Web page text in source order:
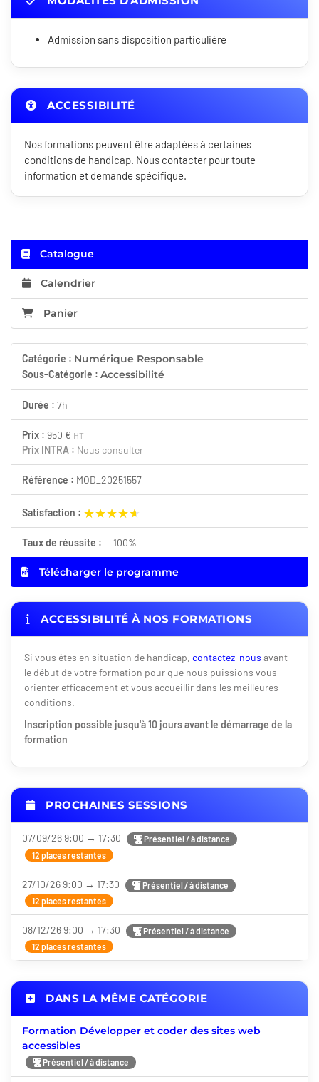
Admission sans disposition particulière
ACCESSIBILITÉ
Nos formations peuvent être adaptées à certaines
conditions de handicap. Nous contacter pour toute
information et demande spécifique.
Catalogue
Calendrier
Panier
Catégorie : Numérique Responsable
Sous-Catégorie : Accessibilité
Durée : 7h
Prix : 950 € HT
Prix INTRA : Nous consulter
Référence : MOD_20251557
Satisfaction : ★★★★★
★★★★★
Taux de réussite : 100%
Télécharger le programme
ACCESSIBILITÉ À NOS FORMATIONS
Si vous êtes en situation de handicap, contactez-nous avant
le début de votre formation pour que nous puissions vous
orienter efficacement et vous accueillir dans les meilleures
conditions.
Inscription possible jusqu'à 10 jours avant le démarrage de la
formation
PROCHAINES SESSIONS
07/09/26 9:00 → 17:30
Présentiel / à distance
12 places restantes
27/10/26 9:00 → 17:30
Présentiel / à distance
12 places restantes
08/12/26 9:00 → 17:30
Présentiel / à distance
12 places restantes
DANS LA MÊME CATÉGORIE
Formation Développer et coder des sites web
accessibles
Présentiel / à distance